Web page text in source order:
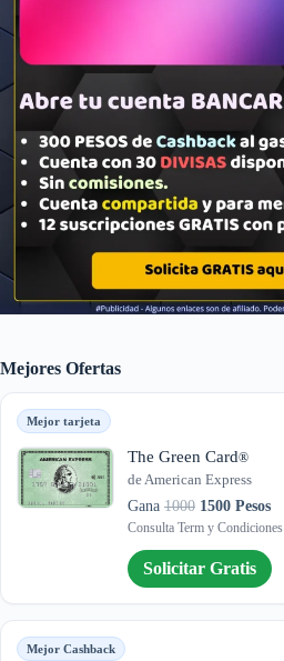
Mejores Ofertas
Mejor tarjeta
The Green Card®
de American Express
Gana 1000 1500 Pesos
Consulta Term y Condiciones
Solicitar Gratis
Mejor Cashback